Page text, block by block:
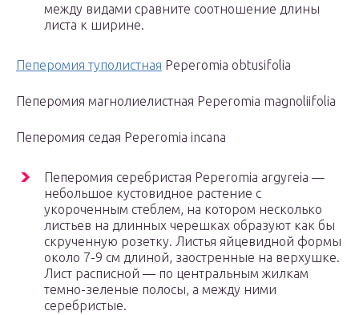
между видами сравните соотношение длины
листа к ширине.
Пеперомия туполистная Peperomia obtusifolia
Пеперомия магнолиелистная Peperomia magnoliifolia
Пеперомия седая Peperomia incana
Пеперомия серебристая Peperomia argyreia —
небольшое кустовидное растение с
укороченным стеблем, на котором несколько
листьев на длинных черешках образуют как бы
скрученную розетку. Листья яйцевидной формы
около 7-9 см длиной, заостренные на верхушке.
Лист расписной — по центральным жилкам
темно-зеленые полосы, а между ними
серебристые.